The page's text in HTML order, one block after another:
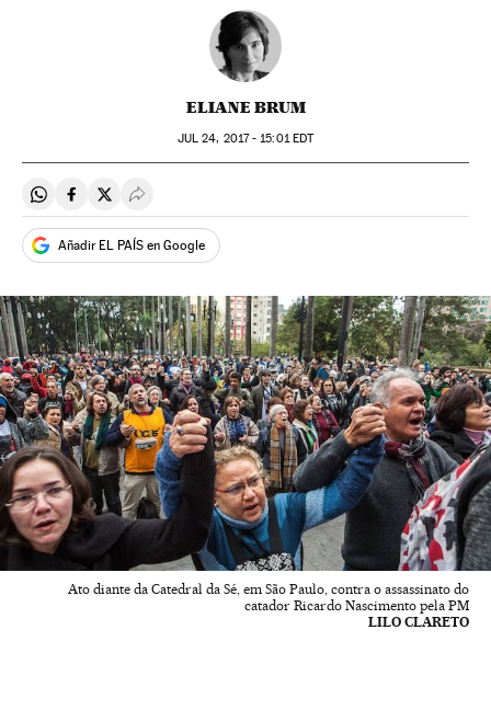
ELIANE BRUM
JUL 24, 2017 - 15:01EDT
Compartir en Whatsapp
Compartir en Facebook
Compartir en Twitter
Desplegar Redes Sociales
Añadir EL PAÍS en Google
Ato diante da Catedral da Sé, em São Paulo, contra o assassinato do
catador Ricardo Nascimento pela PM
LILO CLARETO